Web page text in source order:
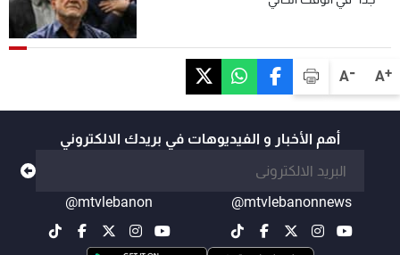
A+
A-
أهم الأخبار و الفيديوهات في بريدك الالكتروني
@mtvlebanonnews
@mtvlebanon